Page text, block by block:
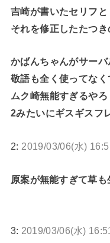
吉崎が書いたセリフと
それを修正したたつ
かばんちゃんがサー
敬語も全く使ってなく
ムク崎無能すぎるやろ
2みたいにギスギスフ
2: 2019/03/06(水)
原案が無能すぎて草も
3: 2019/03/06(水)